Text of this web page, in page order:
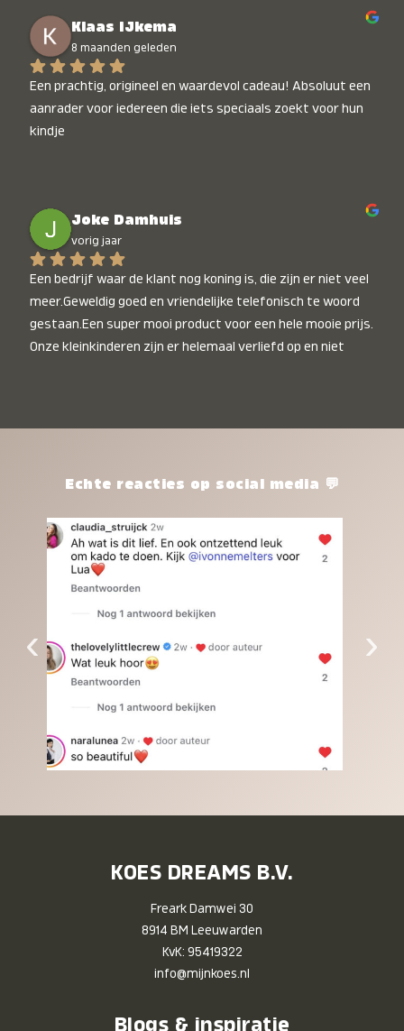
Klaas IJkema
8 maanden geleden
Een prachtig, origineel en waardevol cadeau! Absoluut een
aanrader voor iedereen die iets speciaals zoekt voor hun
kindje
Joke Damhuis
vorig jaar
Een bedrijf waar de klant nog koning is, die zijn er niet veel
meer.Geweldig goed en vriendelijke telefonisch te woord
gestaan.Een super mooi product voor een hele mooie prijs.
Onze kleinkinderen zijn er helemaal verliefd op en niet
het waard.Echte reacties op social media 💬
‹ ›
KOES DREAMS B.V.
Freark Damwei 30
8914 BM Leeuwarden
KvK: 95419322
info@mijnkoes.nl
Blogs & inspiratie